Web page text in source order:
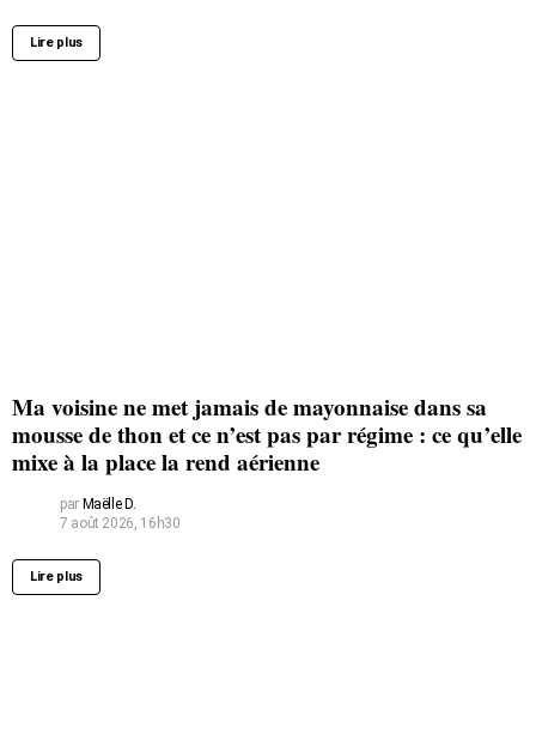
Lire plus
Ma voisine ne met jamais de mayonnaise dans sa
mousse de thon et ce n’est pas par régime : ce qu’elle
mixe à la place la rend aérienne
par Maëlle D.
7 août 2026, 16h30
Lire plus